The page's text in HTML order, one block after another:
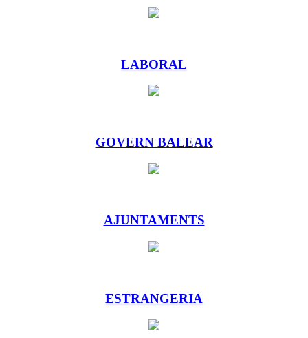
LABORAL
GOVERN BALEAR
AJUNTAMENTS
ESTRANGERIA